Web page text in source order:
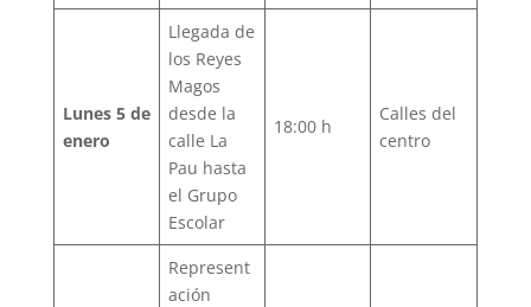
Lunes 5 de
enero
Llegada de
los Reyes
Magos
desde la
calle La
Pau hasta
el Grupo
Escolar
18:00 h
Calles del
centro
Represent
ación